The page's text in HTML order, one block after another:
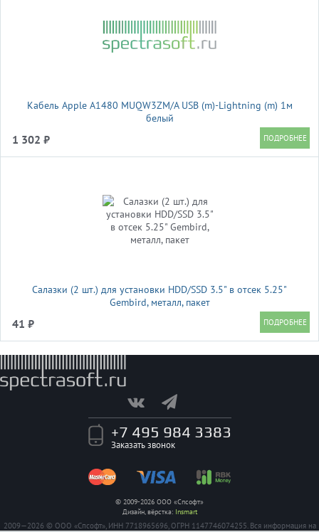
Кабель Apple A1480 MUQW3ZM/A USB (m)-Lightning (m) 1м
белый
1 302 ₽
Салазки (2 шт.) для установки HDD/SSD 3.5" в отсек 5.25"
Gembird, металл, пакет
41 ₽
+7 495 984 3383
Заказать звонок
© 2009-2026 ООО «Спсофт»
Дизайн, вёрстка: Insmart
2009—2026 © ООО «Спсофт», ИНН 7718965696, ОГРН 1147746074255. Вся информация на